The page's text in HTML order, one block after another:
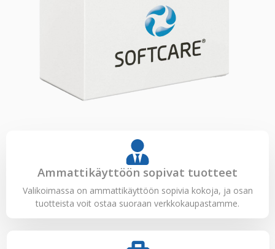
Ammattikäyttöön sopivat tuotteet
Valikoimassa on ammattikäyttöön sopivia kokoja, ja osan
tuotteista voit ostaa suoraan verkkokaupastamme.